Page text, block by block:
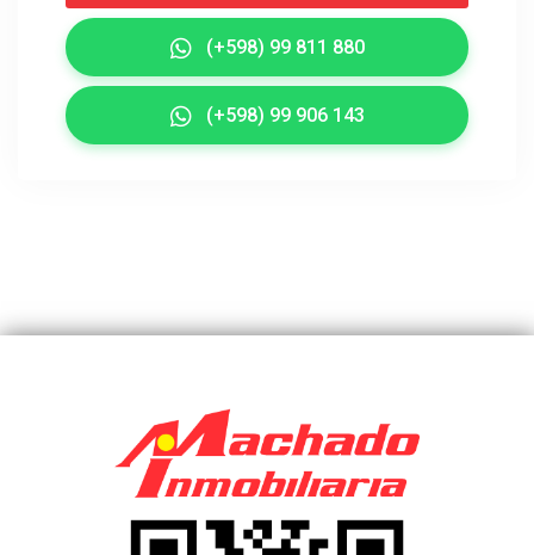
(+598) 99 811 880
(+598) 99 906 143